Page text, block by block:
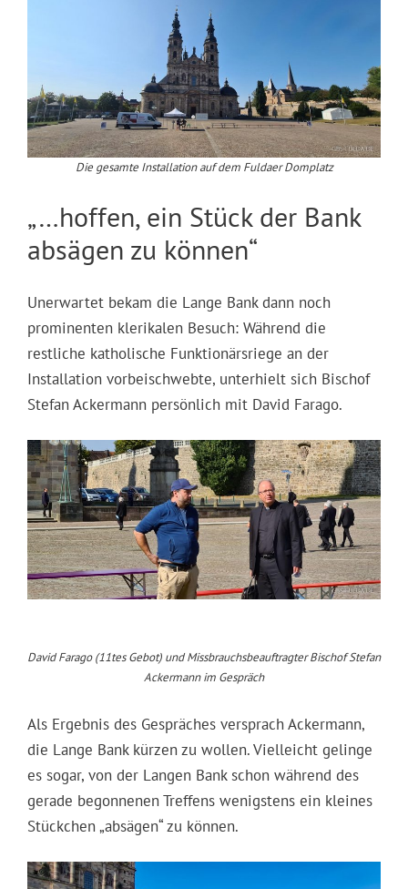
Die gesamte Installation auf dem Fuldaer Domplatz
„…hoffen, ein Stück der Bank
absägen zu können“
Unerwartet bekam die Lange Bank dann noch
prominenten klerikalen Besuch: Während die
restliche katholische Funktionärsriege an der
Installation vorbeischwebte, unterhielt sich Bischof
Stefan Ackermann persönlich mit David Farago.
David Farago (11tes Gebot) und Missbrauchsbeauftragter Bischof Stefan
Ackermann im Gespräch
Als Ergebnis des Gespräches versprach Ackermann,
die Lange Bank kürzen zu wollen. Vielleicht gelinge
es sogar, von der Langen Bank schon während des
gerade begonnenen Treffens wenigstens ein kleines
Stückchen „absägen“ zu können.